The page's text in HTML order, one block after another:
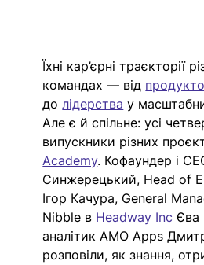
Їхні кар’єрні траєкторії
командах — від
до лідерства у
Але є й спільне: усі
випускники різних
Academy. Кофаундер і
Синжерецький, Head of
Ігор Качура, General
Nibble в Headway Inc Єва
аналітик AMO Apps
розповіли, як знання,